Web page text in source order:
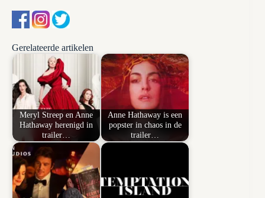
Gerelateerde artikelen
Meryl Streep en Anne
Hathaway herenigd in
trailer…
Anne Hathaway is een
popster in chaos in de
trailer…